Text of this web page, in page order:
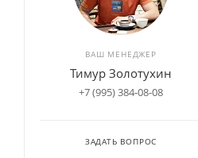
ВАШ МЕНЕДЖЕР
Тимур Золотухин
+7 (995) 384-08-08
ЗАДАТЬ ВОПРОС